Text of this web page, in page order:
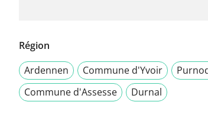
Région
Ardennen
Commune d'Yvoir
Commune d'Assesse
Durnal